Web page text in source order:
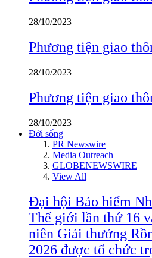
28/10/2023
Phương tiện giao
28/10/2023
Phương tiện giao
28/10/2023
Đời sống
PR Newswire
Media Outreach
GLOBENEWSWIRE
View All
Đại hội Bảo hiểm
Thế giới lần thứ 16
niên Giải thưởng
2026 được tổ chức